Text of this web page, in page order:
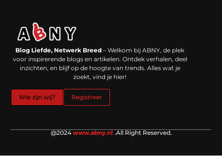
Blog Liefde, Netwerk Breed – Welkom bij ABNY, de plek
voor inspirerende blogs en artikelen. Ontdek verhalen, deel
inzichten, en blijf op de hoogte van trends. Alles wat je
zoekt, vind je hier!
Wie zijn wij? Registreer
@2024 www.abny.nl .All Right Reserved.